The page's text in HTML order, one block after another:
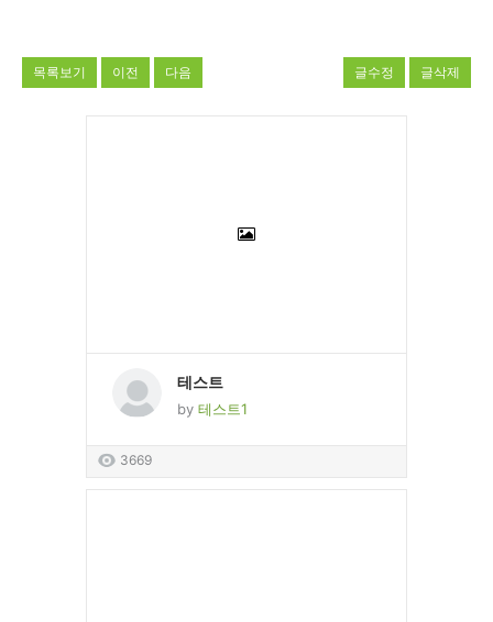
목록보기 이전 다음 글수정 글삭제
테스트
by 테스트1
3669